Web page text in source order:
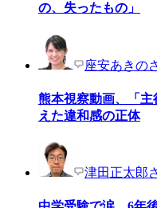
の、失ったもの」
座安あきの
熊本視察動画、「
えた違和感の正体
津田正太郎